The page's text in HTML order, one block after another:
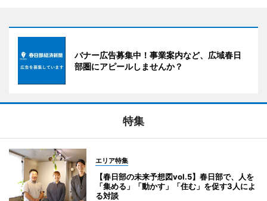
バナー広告募集中！事業案内など、広域春日
部圏にアピールしませんか？
特集
エリア特集
【春日部の未来予想図vol.5】春日部で、人を
「集める」「動かす」「住む」を促す3人によ
る対談